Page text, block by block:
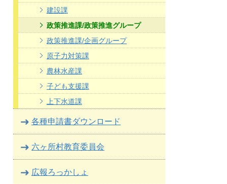
建設課
政策推進課/政策推進グループ
政策推進課/企画グループ
原子力対策課
農林水産課
子ども支援課
上下水道課
各種申請書ダウンロード
六ヶ所村教育委員会
広報ろっかしょ